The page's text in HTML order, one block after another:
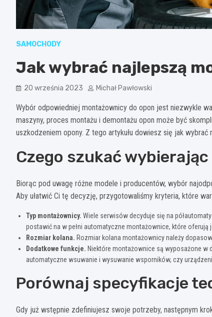
SAMOCHODY
Jak wybrać najlepszą
20 września 2023 Michał Pawłowski
Wybór odpowiedniej montażownicy do opon jest niezwykle
maszyny, proces montażu i demontażu opon może być
uszkodzeniem opony. Z tego artykułu dowiesz się jak
Czego szukać
Biorąc pod uwagę różne modele i producentów, wybór
Aby ułatwić Ci tę decyzję, przygotowaliśmy kryteria, które
Typ montażownicy. Wiele serwisów decyduje się na
postawić na w pełni automatyczne montażownice, które
Rozmiar kolana. Rozmiar kolana montażownicy należy
Dodatkowe funkcje. Niektóre montażownice są wyposażone w
automatyczne wsuwanie i wysuwanie wsporników, czy
Porównaj specyfikacje
Gdy już wstępnie zdefiniujesz swoje potrzeby, następnym